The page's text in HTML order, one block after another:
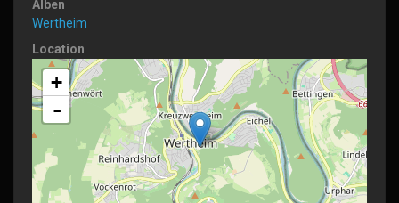
Alben
Wertheim
Location
+
-